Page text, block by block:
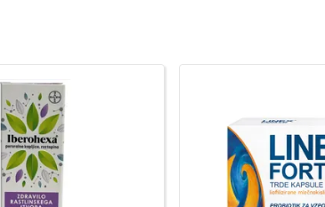
koli sestavino tega zdravila (navedeno v
(paralitični ileus ali obstrukcijski ileus).
blata in/ali slabost/bruhanje,